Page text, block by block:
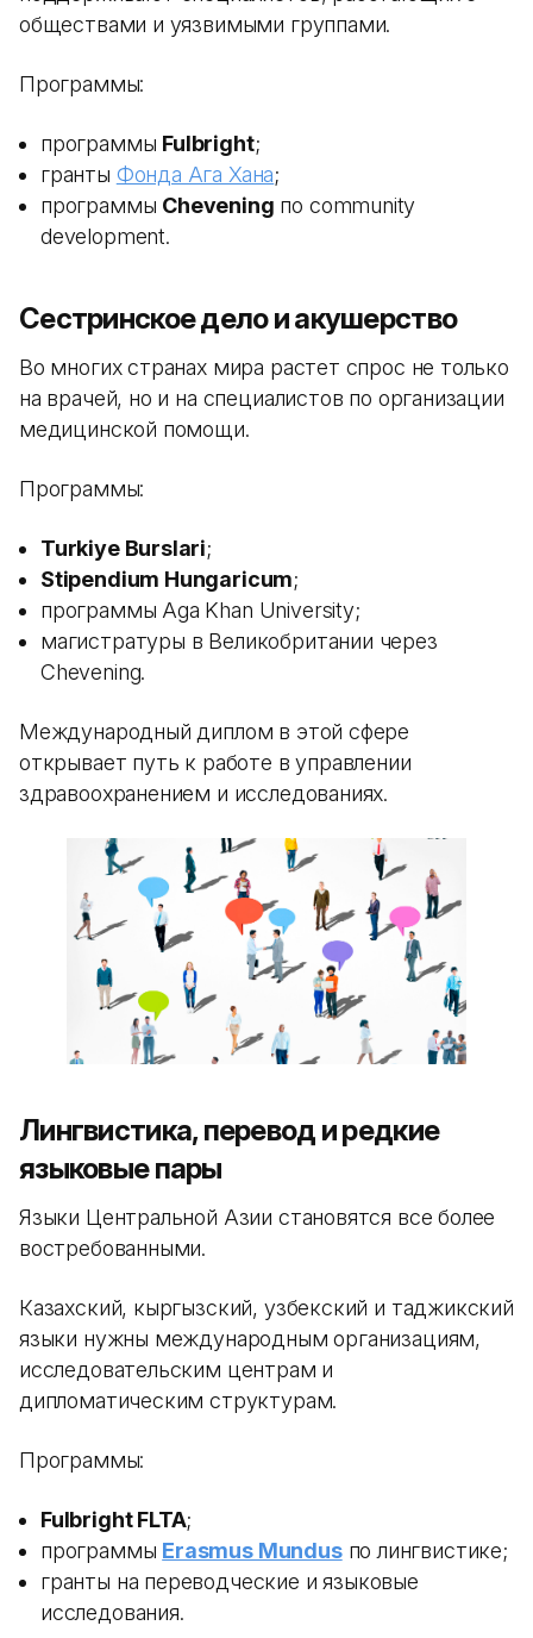
обществами и уязвимыми группами.
Программы:
программы Fulbright;
гранты Фонда Ага Хана;
программы Chevening по community
development.
Сестринское дело и акушерство
Во многих странах мира растет спрос не только
на врачей, но и на специалистов по организации
медицинской помощи.
Программы:
Turkiye Burslari;
Stipendium Hungaricum;
программы Aga Khan University;
магистратуры в Великобритании через
Chevening.
Международный диплом в этой сфере
открывает путь к работе в управлении
здравоохранением и исследованиях.
Лингвистика, перевод и редкие
языковые пары
Языки Центральной Азии становятся все более
востребованными.
Казахский, кыргызский, узбекский и таджикский
языки нужны международным организациям,
исследовательским центрам и
дипломатическим структурам.
Программы:
Fulbright FLTA;
программы Erasmus Mundusпо лингвистике;
гранты на переводческие и языковые
исследования.